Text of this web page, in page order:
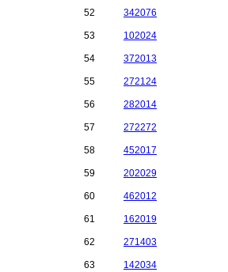
52 342076
53 102024
54 372013
55 272124
56 282014
57 272272
58 452017
59 202029
60 462012
61 162019
62 271403
63 142034